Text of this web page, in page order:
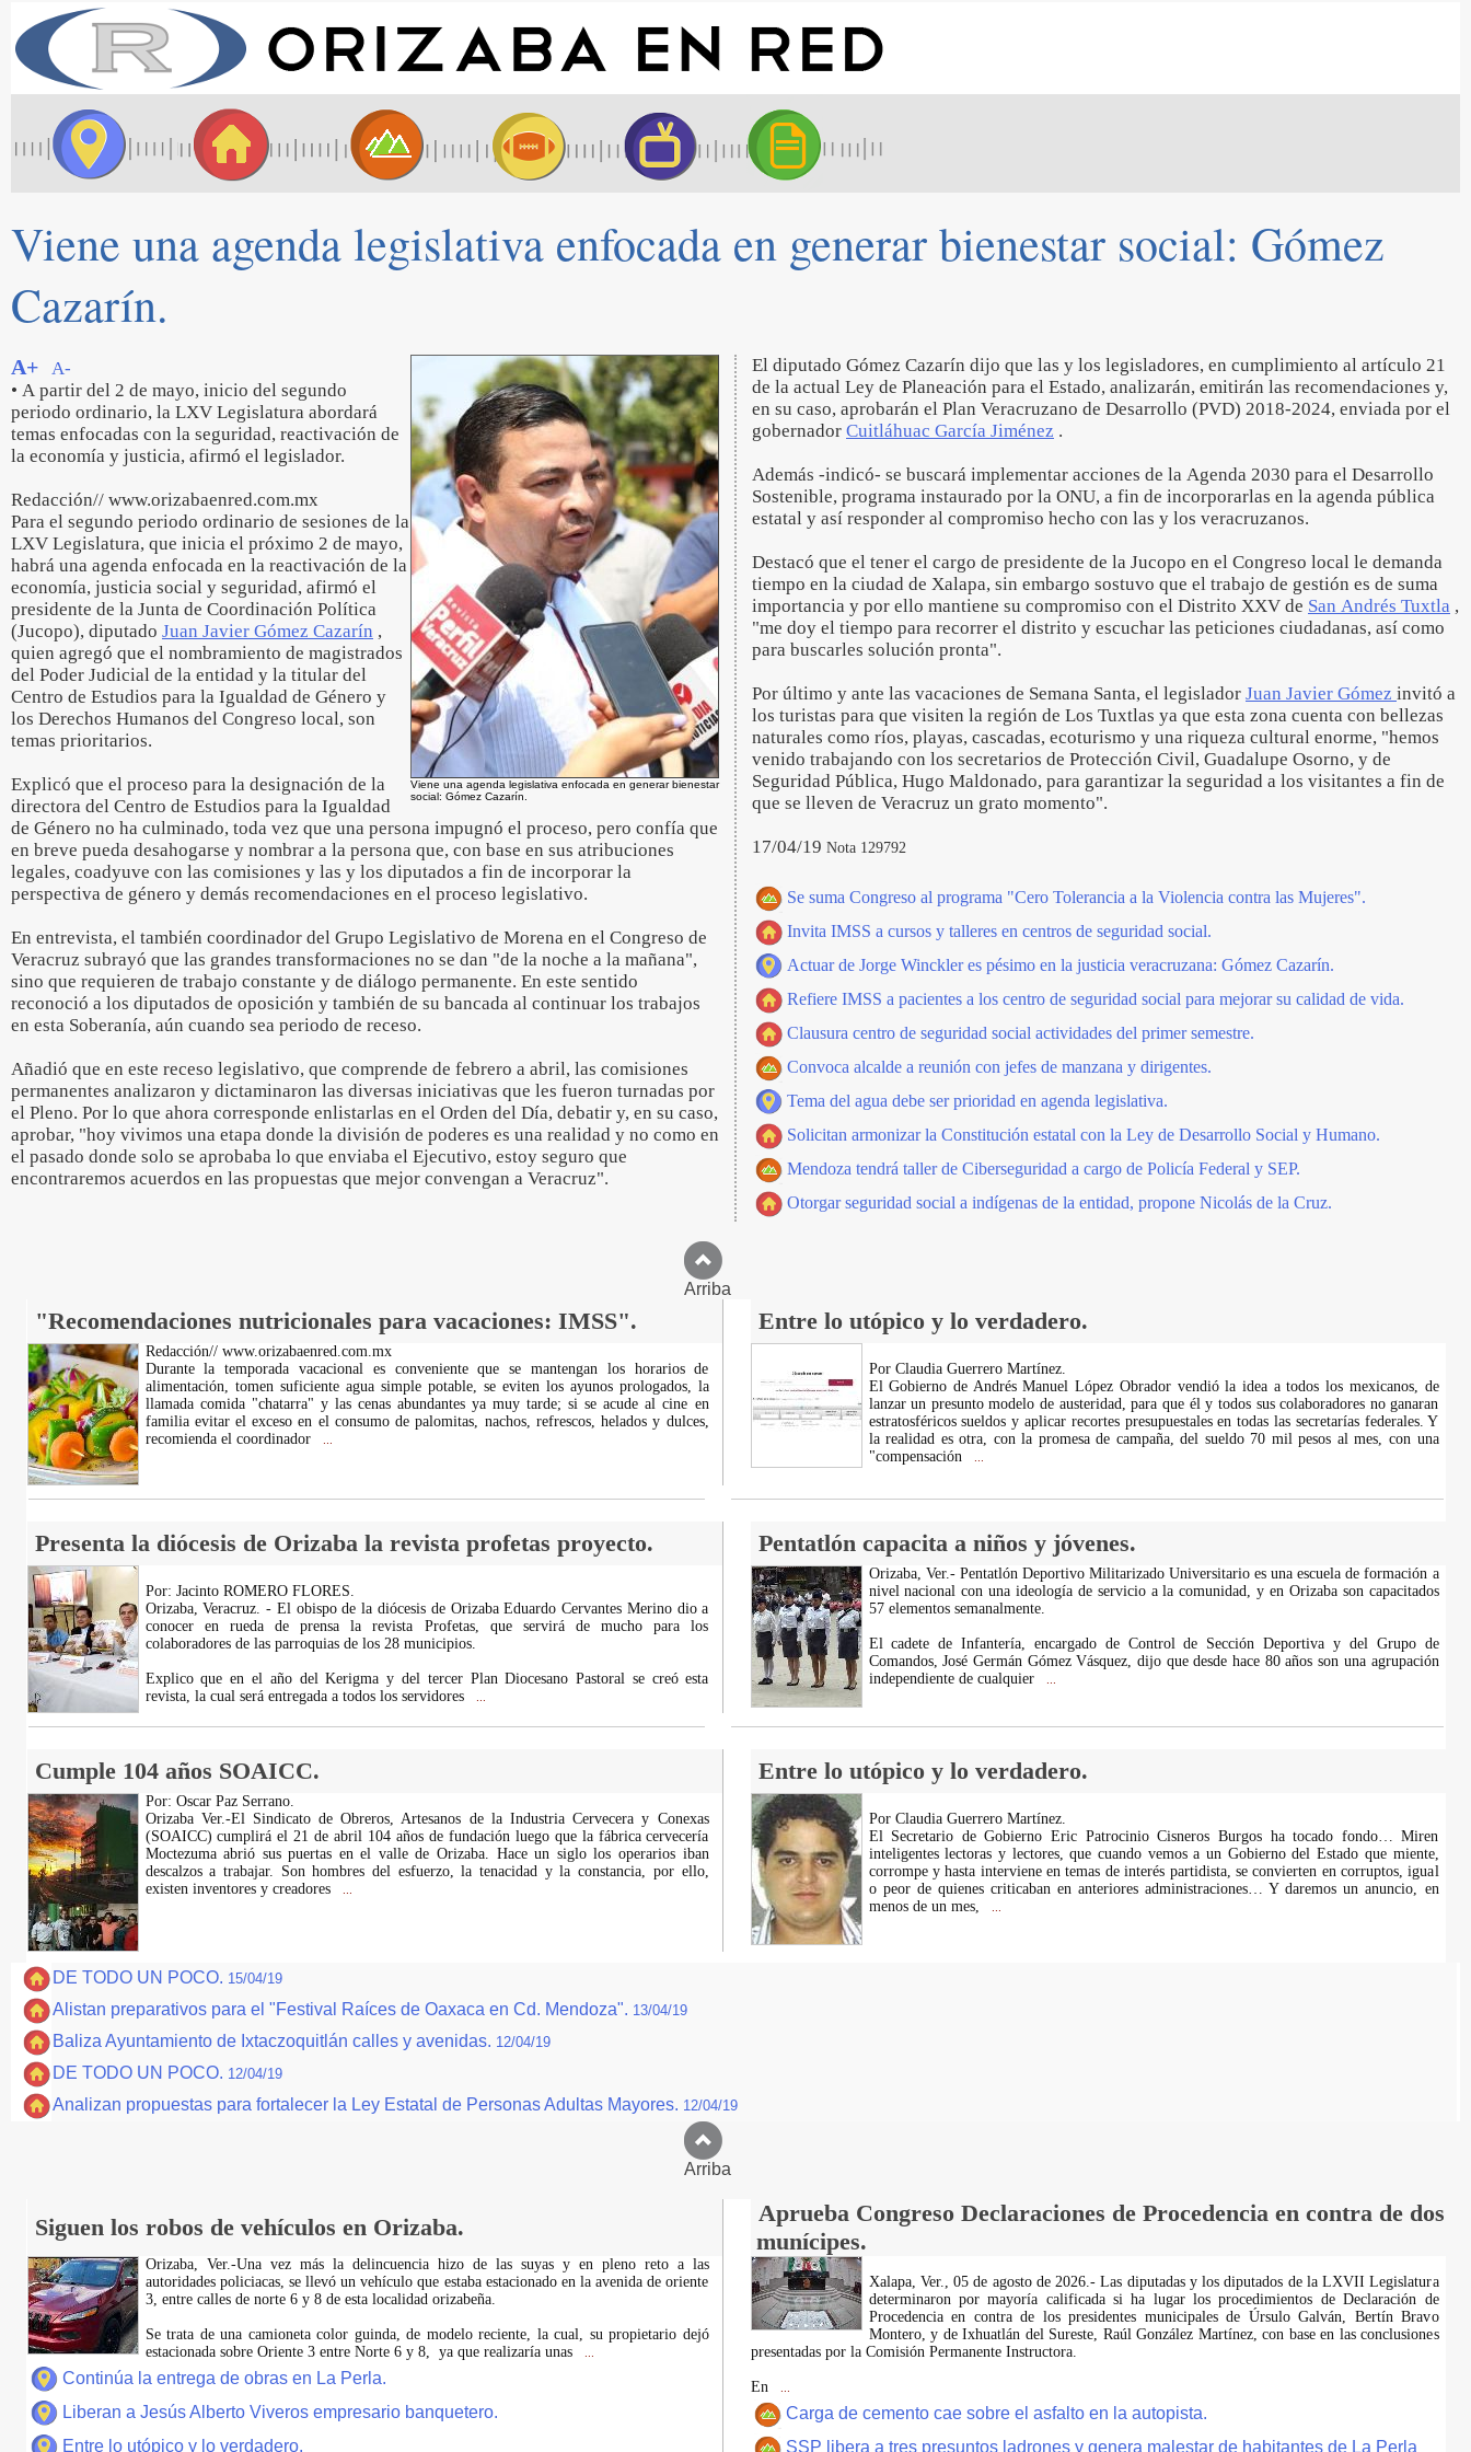
Viene una agenda legislativa enfocada en generar bienestar social: Gómez
Cazarín.
Viene una agenda legislativa enfocada en generar bienestar
social: Gómez Cazarín.
A+
A-
• A partir del 2 de mayo, inicio del segundo
periodo ordinario, la LXV Legislatura abordará
temas enfocadas con la seguridad, reactivación de
la economía y justicia, afirmó el legislador.
Redacción// www.orizabaenred.com.mx
Para el segundo periodo ordinario de sesiones de la
LXV Legislatura, que inicia el próximo 2 de mayo,
habrá una agenda enfocada en la reactivación de la
economía, justicia social y seguridad, afirmó el
presidente de la Junta de Coordinación Política
(Jucopo), diputado Juan Javier Gómez Cazarín ,
quien agregó que el nombramiento de magistrados
del Poder Judicial de la entidad y la titular del
Centro de Estudios para la Igualdad de Género y
los Derechos Humanos del Congreso local, son
temas prioritarios.
Explicó que el proceso para la designación de la
directora del Centro de Estudios para la Igualdad
de Género no ha culminado, toda vez que una persona impugnó el proceso, pero confía que
en breve pueda desahogarse y nombrar a la persona que, con base en sus atribuciones
legales, coadyuve con las comisiones y las y los diputados a fin de incorporar la
perspectiva de género y demás recomendaciones en el proceso legislativo.
En entrevista, el también coordinador del Grupo Legislativo de Morena en el Congreso de
Veracruz subrayó que las grandes transformaciones no se dan "de la noche a la mañana",
sino que requieren de trabajo constante y de diálogo permanente. En este sentido
reconoció a los diputados de oposición y también de su bancada al continuar los trabajos
en esta Soberanía, aún cuando sea periodo de receso.
Añadió que en este receso legislativo, que comprende de febrero a abril, las comisiones
permanentes analizaron y dictaminaron las diversas iniciativas que les fueron turnadas por
el Pleno. Por lo que ahora corresponde enlistarlas en el Orden del Día, debatir y, en su caso,
aprobar, "hoy vivimos una etapa donde la división de poderes es una realidad y no como en
el pasado donde solo se aprobaba lo que enviaba el Ejecutivo, estoy seguro que
encontraremos acuerdos en las propuestas que mejor convengan a Veracruz".
El diputado Gómez Cazarín dijo que las y los legisladores, en cumplimiento al artículo 21
de la actual Ley de Planeación para el Estado, analizarán, emitirán las recomendaciones y,
en su caso, aprobarán el Plan Veracruzano de Desarrollo (PVD) 2018-2024, enviada por el
gobernador Cuitláhuac García Jiménez .
Además -indicó- se buscará implementar acciones de la Agenda 2030 para el Desarrollo
Sostenible, programa instaurado por la ONU, a fin de incorporarlas en la agenda pública
estatal y así responder al compromiso hecho con las y los veracruzanos.
Destacó que el tener el cargo de presidente de la Jucopo en el Congreso local le demanda
tiempo en la ciudad de Xalapa, sin embargo sostuvo que el trabajo de gestión es de suma
importancia y por ello mantiene su compromiso con el Distrito XXV de San Andrés Tuxtla ,
"me doy el tiempo para recorrer el distrito y escuchar las peticiones ciudadanas, así como
para buscarles solución pronta".
Por último y ante las vacaciones de Semana Santa, el legislador Juan Javier Gómez invitó a
los turistas para que visiten la región de Los Tuxtlas ya que esta zona cuenta con bellezas
naturales como ríos, playas, cascadas, ecoturismo y una riqueza cultural enorme, "hemos
venido trabajando con los secretarios de Protección Civil, Guadalupe Osorno, y de
Seguridad Pública, Hugo Maldonado, para garantizar la seguridad a los visitantes a fin de
que se lleven de Veracruz un grato momento".
17/04/19 Nota 129792
Se suma Congreso al programa "Cero Tolerancia a la Violencia contra las Mujeres".
Invita IMSS a cursos y talleres en centros de seguridad social.
Actuar de Jorge Winckler es pésimo en la justicia veracruzana: Gómez Cazarín.
Refiere IMSS a pacientes a los centro de seguridad social para mejorar su calidad de vida.
Clausura centro de seguridad social actividades del primer semestre.
Convoca alcalde a reunión con jefes de manzana y dirigentes.
Tema del agua debe ser prioridad en agenda legislativa.
Solicitan armonizar la Constitución estatal con la Ley de Desarrollo Social y Humano.
Mendoza tendrá taller de Ciberseguridad a cargo de Policía Federal y SEP.
Otorgar seguridad social a indígenas de la entidad, propone Nicolás de la Cruz.
Arriba
"Recomendaciones nutricionales para vacaciones: IMSS". Entre lo utópico y lo verdadero.
Redacción// www.orizabaenred.com.mx
Durante la temporada vacacional es conveniente que se mantengan los horarios de
alimentación, tomen suficiente agua simple potable, se eviten los ayunos prologados, la
llamada comida "chatarra" y las cenas abundantes ya muy tarde; si se acude al cine en
familia evitar el exceso en el consumo de palomitas, nachos, refrescos, helados y dulces,
recomienda el coordinador
Por Claudia Guerrero Martínez.
El Gobierno de Andrés Manuel López Obrador vendió la idea a todos los mexicanos, de
lanzar un presunto modelo de austeridad, para que él y todos sus colaboradores no ganaran
estratosféricos sueldos y aplicar recortes presupuestales en todas las secretarías federales. Y
la realidad es otra, con la promesa de campaña, del sueldo 70 mil pesos al mes, con una
"compensación
Presenta la diócesis de Orizaba la revista profetas proyecto. Pentatlón capacita a niños y jóvenes.
Por: Jacinto ROMERO FLORES.
Orizaba, Veracruz. - El obispo de la diócesis de Orizaba Eduardo Cervantes Merino dio a
conocer en rueda de prensa la revista Profetas, que servirá de mucho para los
colaboradores de las parroquias de los 28 municipios.
Explico que en el año del Kerigma y del tercer Plan Diocesano Pastoral se creó esta
revista, la cual será entregada a todos los servidores
Orizaba, Ver.- Pentatlón Deportivo Militarizado Universitario es una escuela de formación a
nivel nacional con una ideología de servicio a la comunidad, y en Orizaba son capacitados
57 elementos semanalmente.
El cadete de Infantería, encargado de Control de Sección Deportiva y del Grupo de
Comandos, José Germán Gómez Vásquez, dijo que desde hace 80 años son una agrupación
independiente de cualquier
Cumple 104 años SOAICC. Entre lo utópico y lo verdadero.
Por: Oscar Paz Serrano.
Orizaba Ver.-El Sindicato de Obreros, Artesanos de la Industria Cervecera y Conexas
(SOAICC) cumplirá el 21 de abril 104 años de fundación luego que la fábrica cervecería
Moctezuma abrió sus puertas en el valle de Orizaba. Hace un siglo los operarios iban
descalzos a trabajar. Son hombres del esfuerzo, la tenacidad y la constancia, por ello,
existen inventores y creadores
Por Claudia Guerrero Martínez.
El Secretario de Gobierno Eric Patrocinio Cisneros Burgos ha tocado fondo… Miren
inteligentes lectoras y lectores, que cuando vemos a un Gobierno del Estado que miente,
corrompe y hasta interviene en temas de interés partidista, se convierten en corruptos, igual
o peor de quienes criticaban en anteriores administraciones… Y daremos un anuncio, en
menos de un mes,
DE TODO UN POCO. 15/04/19
Alistan preparativos para el "Festival Raíces de Oaxaca en Cd. Mendoza". 13/04/19
Baliza Ayuntamiento de Ixtaczoquitlán calles y avenidas. 12/04/19
DE TODO UN POCO. 12/04/19
Analizan propuestas para fortalecer la Ley Estatal de Personas Adultas Mayores. 12/04/19
Arriba
Siguen los robos de vehículos en Orizaba.
Aprueba Congreso Declaraciones de Procedencia en contra de dos
munícipes.
Orizaba, Ver.-Una vez más la delincuencia hizo de las suyas y en pleno reto a las
autoridades policiacas, se llevó un vehículo que estaba estacionado en la avenida de oriente
3, entre calles de norte 6 y 8 de esta localidad orizabeña.
Se trata de una camioneta color guinda, de modelo reciente, la cual, su propietario dejó
estacionada sobre Oriente 3 entre Norte 6 y 8, ya que realizaría unas
Continúa la entrega de obras en La Perla.
Liberan a Jesús Alberto Viveros empresario banquetero.
Entre lo utópico y lo verdadero.
Xalapa, Ver., 05 de agosto de 2026.- Las diputadas y los diputados de la LXVII Legislatura
determinaron por mayoría calificada si ha lugar los procedimientos de Declaración de
Procedencia en contra de los presidentes municipales de Úrsulo Galván, Bertín Bravo
Montero, y de Ixhuatlán del Sureste, Raúl González Martínez, con base en las conclusiones
presentadas por la Comisión Permanente Instructora.
En
Carga de cemento cae sobre el asfalto en la autopista.
SSP libera a tres presuntos ladrones y genera malestar de habitantes de La Perla